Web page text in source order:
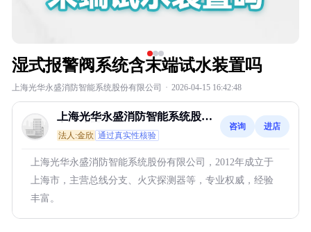
湿式报警阀系统含末端试水装置吗
上海光华永盛消防智能系统股份有限公司 · 2026-04-15 16:42:48
上海光华永盛消防智能系统股份
有限公司
法人:金欣 通过真实性核验
咨询 进店
上海光华永盛消防智能系统股份有限公司，2012年成立于
上海市，主营总线分支、火灾探测器等，专业权威，经验
丰富。